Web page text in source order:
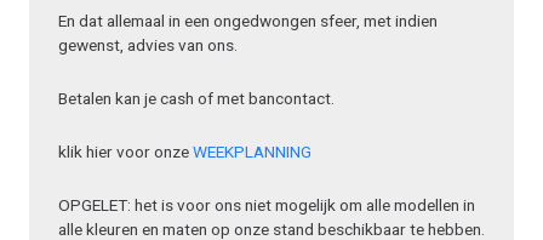
En dat allemaal in een ongedwongen sfeer, met indien
gewenst, advies van ons.
Betalen kan je cash of met bancontact.
klik hier voor onzeWEEKPLANNING
OPGELET: het is voor ons niet mogelijk om alle modellen in
alle kleuren en maten op onze stand beschikbaar te hebben.